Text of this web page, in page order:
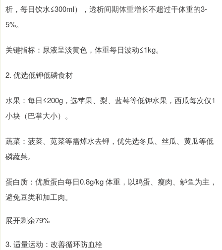
析，每日饮水≤300ml），透析间期体重增长不超过干体重的3-
5%。
关键指标：尿液呈淡黄色，体重每日波动≤1kg。
2. 优选低钾低磷食材
水果：每日≤200g，选苹果、梨、蓝莓等低钾水果，西瓜每次仅1
小块（巴掌大小）。
蔬菜：菠菜、苋菜等需焯水去钾，优先选冬瓜、丝瓜、黄瓜等低
磷蔬菜。
蛋白质：优质蛋白每日0.8g/kg 体重，以鸡蛋、瘦肉、鲈鱼为主，
避免豆类和加工肉。
展开剩余79%
3. 适量运动：改善循环防血栓